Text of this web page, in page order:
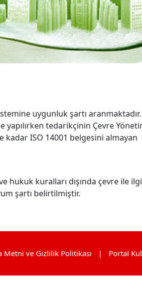
uygunluk şartı
tedarikçinin Çevre
kadar ISO 14001 belgesini almayan
hukuk kuralları dışında çevre ile
şartı belirtilmiştir.
Metni ve Gizlilik Politikası Portal